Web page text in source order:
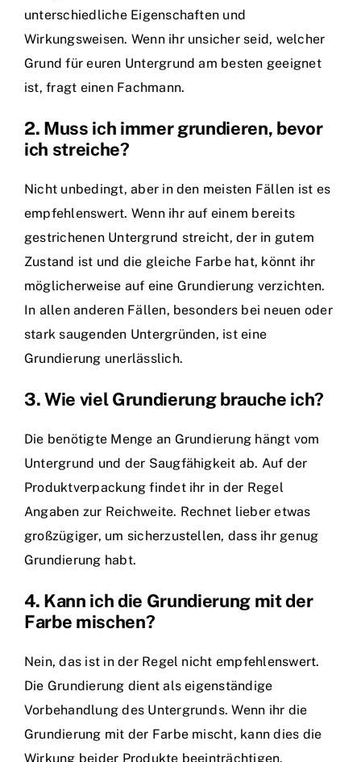
unterschiedliche Eigenschaften und
Wirkungsweisen. Wenn ihr unsicher seid, welcher
Grund für euren Untergrund am besten geeignet
ist, fragt einen Fachmann.
2. Muss ich immer grundieren, bevor
ich streiche?
Nicht unbedingt, aber in den meisten Fällen ist es
empfehlenswert. Wenn ihr auf einem bereits
gestrichenen Untergrund streicht, der in gutem
Zustand ist und die gleiche Farbe hat, könnt ihr
möglicherweise auf eine Grundierung verzichten.
In allen anderen Fällen, besonders bei neuen oder
stark saugenden Untergründen, ist eine
Grundierung unerlässlich.
3. Wie viel Grundierung brauche ich?
Die benötigte Menge an Grundierung hängt vom
Untergrund und der Saugfähigkeit ab. Auf der
Produktverpackung findet ihr in der Regel
Angaben zur Reichweite. Rechnet lieber etwas
großzügiger, um sicherzustellen, dass ihr genug
Grundierung habt.
4. Kann ich die Grundierung mit der
Farbe mischen?
Nein, das ist in der Regel nicht empfehlenswert.
Die Grundierung dient als eigenständige
Vorbehandlung des Untergrunds. Wenn ihr die
Grundierung mit der Farbe mischt, kann dies die
Wirkung beider Produkte beeinträchtigen.